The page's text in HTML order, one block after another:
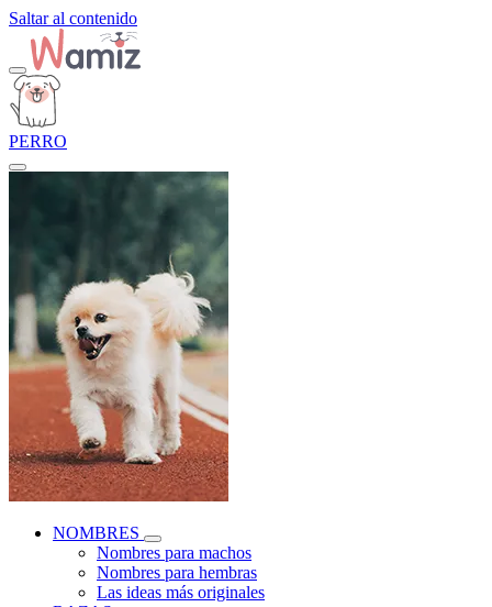
Saltar al contenido
PERRO
NOMBRES
Nombres para machos
Nombres para hembras
Las ideas más originales